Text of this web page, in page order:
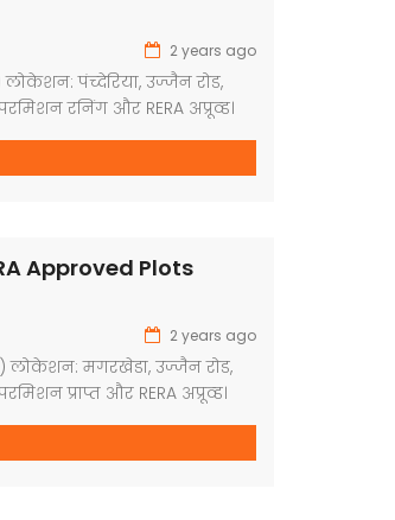
2 years ago
लोकेशन: पंच्देरिया, उज्जैन रोड,
रनिंग और RERA अप्रूव्ड।
कैंपस, ड्रेनेज सिस्टम, वाटर लाइन,
युक्त डेवलप्ड कॉलोनी ।
Approved Plots
2 years ago
लोकेशन: मगरखेडा, उज्जैन रोड,
प्राप्त और RERA अप्रूव्ड।
कवर्ड कैंपस, ड्रेनेज सिस्टम,
ब्लाक, प्लांटेशन युक्त डेवलप्ड